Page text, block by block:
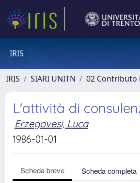
IRIS
IRIS SIARI UNITN 02 Contributo
L'attività di
Erzegovesi, Luca
1986-01-01
Scheda breve Scheda completa